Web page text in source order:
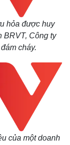
hỏa được huy
BRVT, Công ty
cháy.
của một doanh